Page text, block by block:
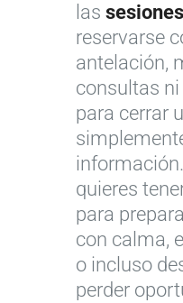
las
reservarse
antelación,
consultas
para cerrar
quieres
para
con calma,
o incluso
perder